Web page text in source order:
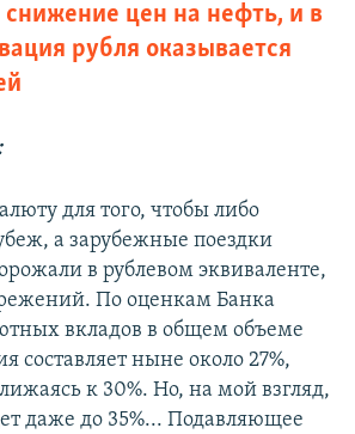
снижение цен на нефть, и в
рубля оказывается
для того, чтобы либо
а зарубежные поездки
в рублевом эквиваленте,
По оценкам Банка
вкладов в общем объеме
составляет ныне около 27%,
к 30%. Но, на мой взгляд,
даже до 35%... Подавляющее